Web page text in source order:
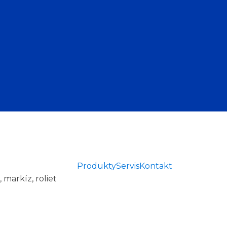
markíz, roliet
ProduktyServisKontakt